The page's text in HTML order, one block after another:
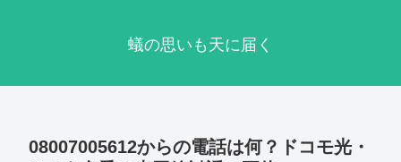
蟻の思いも天に届く
08007005612からの電話は何？ドコモ光・